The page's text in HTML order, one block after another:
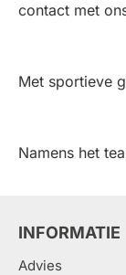
contact met
Met sportieve
Namens het
INFORMATIE
Advies